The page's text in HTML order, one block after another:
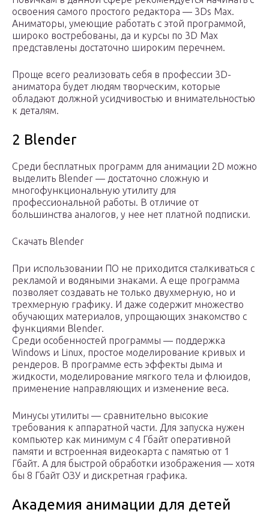
освоения самого простого редактора — 3Ds Max.
Аниматоры, умеющие работать с этой программой,
широко востребованы, да и курсы по 3D Max
представлены достаточно широким перечнем.
Проще всего реализовать себя в профессии 3D-
аниматора будет людям творческим, которые
обладают должной усидчивостью и внимательностью
к деталям.
2 Blender
Среди бесплатных программ для анимации 2D можно
выделить Blender — достаточно сложную и
многофункциональную утилиту для
профессиональной работы. В отличие от
большинства аналогов, у нее нет платной подписки.
Скачать Blender
При использовании ПО не приходится сталкиваться с
рекламой и водяными знаками. А еще программа
позволяет создавать не только двухмерную, но и
трехмерную графику. И даже содержит множество
обучающих материалов, упрощающих знакомство с
функциями Blender.
Среди особенностей программы — поддержка
Windows и Linux, простое моделирование кривых и
рендеров. В программе есть эффекты дыма и
жидкости, моделирование мягкого тела и флюидов,
применение направляющих и изменение веса.
Минусы утилиты — сравнительно высокие
требования к аппаратной части. Для запуска нужен
компьютер как минимум с 4 Гбайт оперативной
памяти и встроенная видеокарта с памятью от 1
Гбайт. А для быстрой обработки изображения — хотя
бы 8 Гбайт ОЗУ и дискретная графика.
Академия анимации для детей